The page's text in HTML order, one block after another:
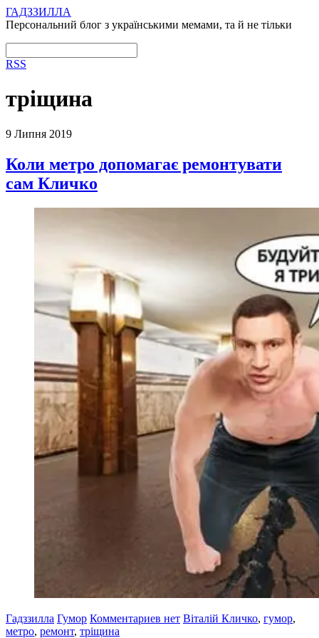
ГАДЗЗИЛЛА
Персональний блог з українськими мемами, та й не тільки
RSS
тріщина
9 Липня 2019
Коли метро допомагає ремонтувати
сам Кличко
Гадззилла Гумор Комментариев нет Віталій Кличко, гумор,
метро, ремонт, тріщина